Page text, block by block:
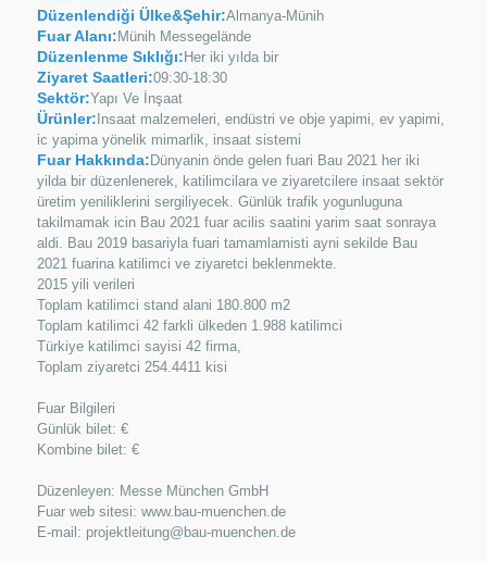
Düzenlendiği Ülke&Şehir:Almanya-Münih
Fuar Alanı: Münih Messegelände
Düzenlenme Sıklığı: Her iki yılda bir
Ziyaret Saatleri:09:30-18:30
Sektör:Yapı Ve İnşaat
Ürünler: Insaat malzemeleri, endüstri ve obje yapimi, ev yapimi,
ic yapima yönelik mimarlik, insaat sistemi
Fuar Hakkında: Dünyanin önde gelen fuari Bau 2021 her iki
yilda bir düzenlenerek, katilimcilara ve ziyaretcilere insaat sektör
üretim yeniliklerini sergiliyecek. Günlük trafik yogunluguna
takilmamak icin Bau 2021 fuar acilis saatini yarim saat sonraya
aldi. Bau 2019 basariyla fuari tamamlamisti ayni sekilde Bau
2021 fuarina katilimci ve ziyaretci beklenmekte.
2015 yili verileri
Toplam katilimci stand alani 180.800 m2
Toplam katilimci 42 farkli ülkeden 1.988 katilimci
Türkiye katilimci sayisi 42 firma,
Toplam ziyaretci 254.4411 kisi
Fuar Bilgileri
Günlük bilet: €
Kombine bilet: €
Düzenleyen: Messe München GmbH
Fuar web sitesi: www.bau-muenchen.de
E-mail: projektleitung@bau-muenchen.de